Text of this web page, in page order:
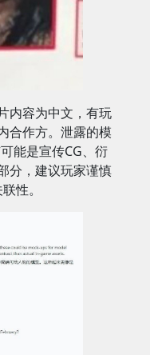
内容为中文，有玩
合作方。泄露的模
能是宣传CG、衍
分，建议玩家谨慎
性。